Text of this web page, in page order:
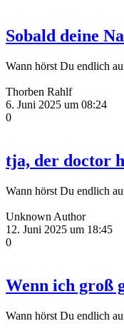
Sobald deine
Wann hörst Du endlich
Thorben Rahlf
6. Juni 2025 um 08:24
0
tja, der doctor
Wann hörst Du endlich
Unknown Author
12. Juni 2025 um 18:45
0
Wenn ich groß
Wann hörst Du endlich